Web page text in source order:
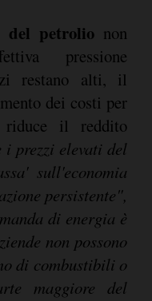
del petrolionon
pressione
restano alti, il
dei costi per
il reddito
i prezzi elevati del
sull'economia
persistente",
di energia è
non possono
di combustibili o
maggiore del